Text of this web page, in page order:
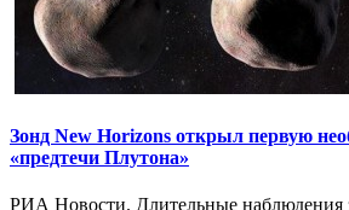
Зонд New Horizons открыл первую
«предтечи Плутона»
РИА Новости. Длительные наблюдения